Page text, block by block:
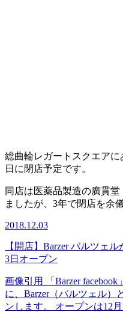
総曲輪レガートスクエアに
日に閉店予定です。
同店は医薬品製造の廣貫
ましたが、3年で閉店を余
2018.12.03
【開店】Barzer バルツェ
3日オープン
画像引用 「Barzer
に、Barzer（バルツェル）
ンします。 オープンは12